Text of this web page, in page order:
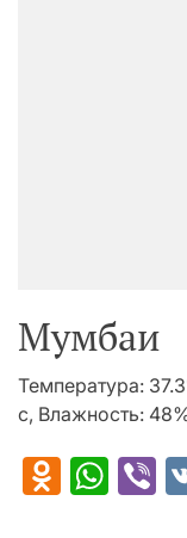
Мумбаи
Температура:
с, Влажность: